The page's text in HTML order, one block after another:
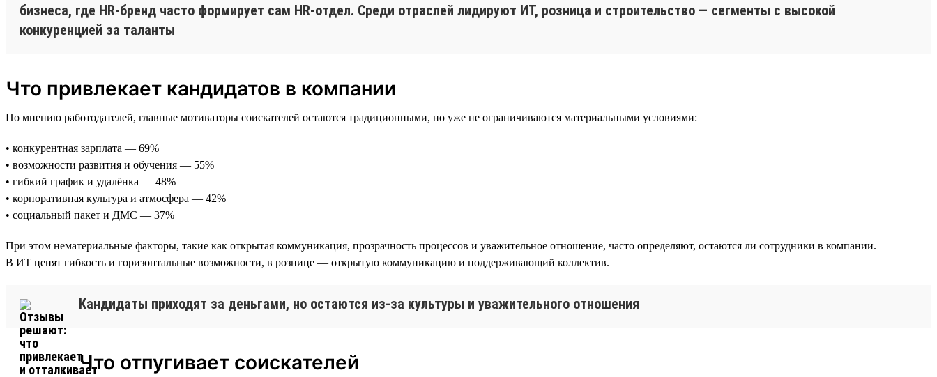
бизнеса, где HR-бренд часто формирует сам HR-отдел. Среди отраслей лидируют ИТ, розница и строительство — сегменты с высокой
конкуренцией за таланты
Что привлекает кандидатов в компании
По мнению работодателей, главные мотиваторы соискателей остаются традиционными, но уже не ограничиваются материальными условиями:
• конкурентная зарплата — 69%
• возможности развития и обучения — 55%
• гибкий график и удалёнка — 48%
• корпоративная культура и атмосфера — 42%
• социальный пакет и ДМС — 37%
При этом нематериальные факторы, такие как открытая коммуникация, прозрачность процессов и уважительное отношение, часто определяют, остаются ли сотрудники в компании.
В ИТ ценят гибкость и горизонтальные возможности, в рознице — открытую коммуникацию и поддерживающий коллектив.
Кандидаты приходят за деньгами, но остаются из-за культуры и уважительного отношения
Что отпугивает соискателей